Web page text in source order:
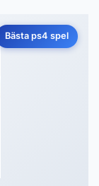
Bästa ps4 spel